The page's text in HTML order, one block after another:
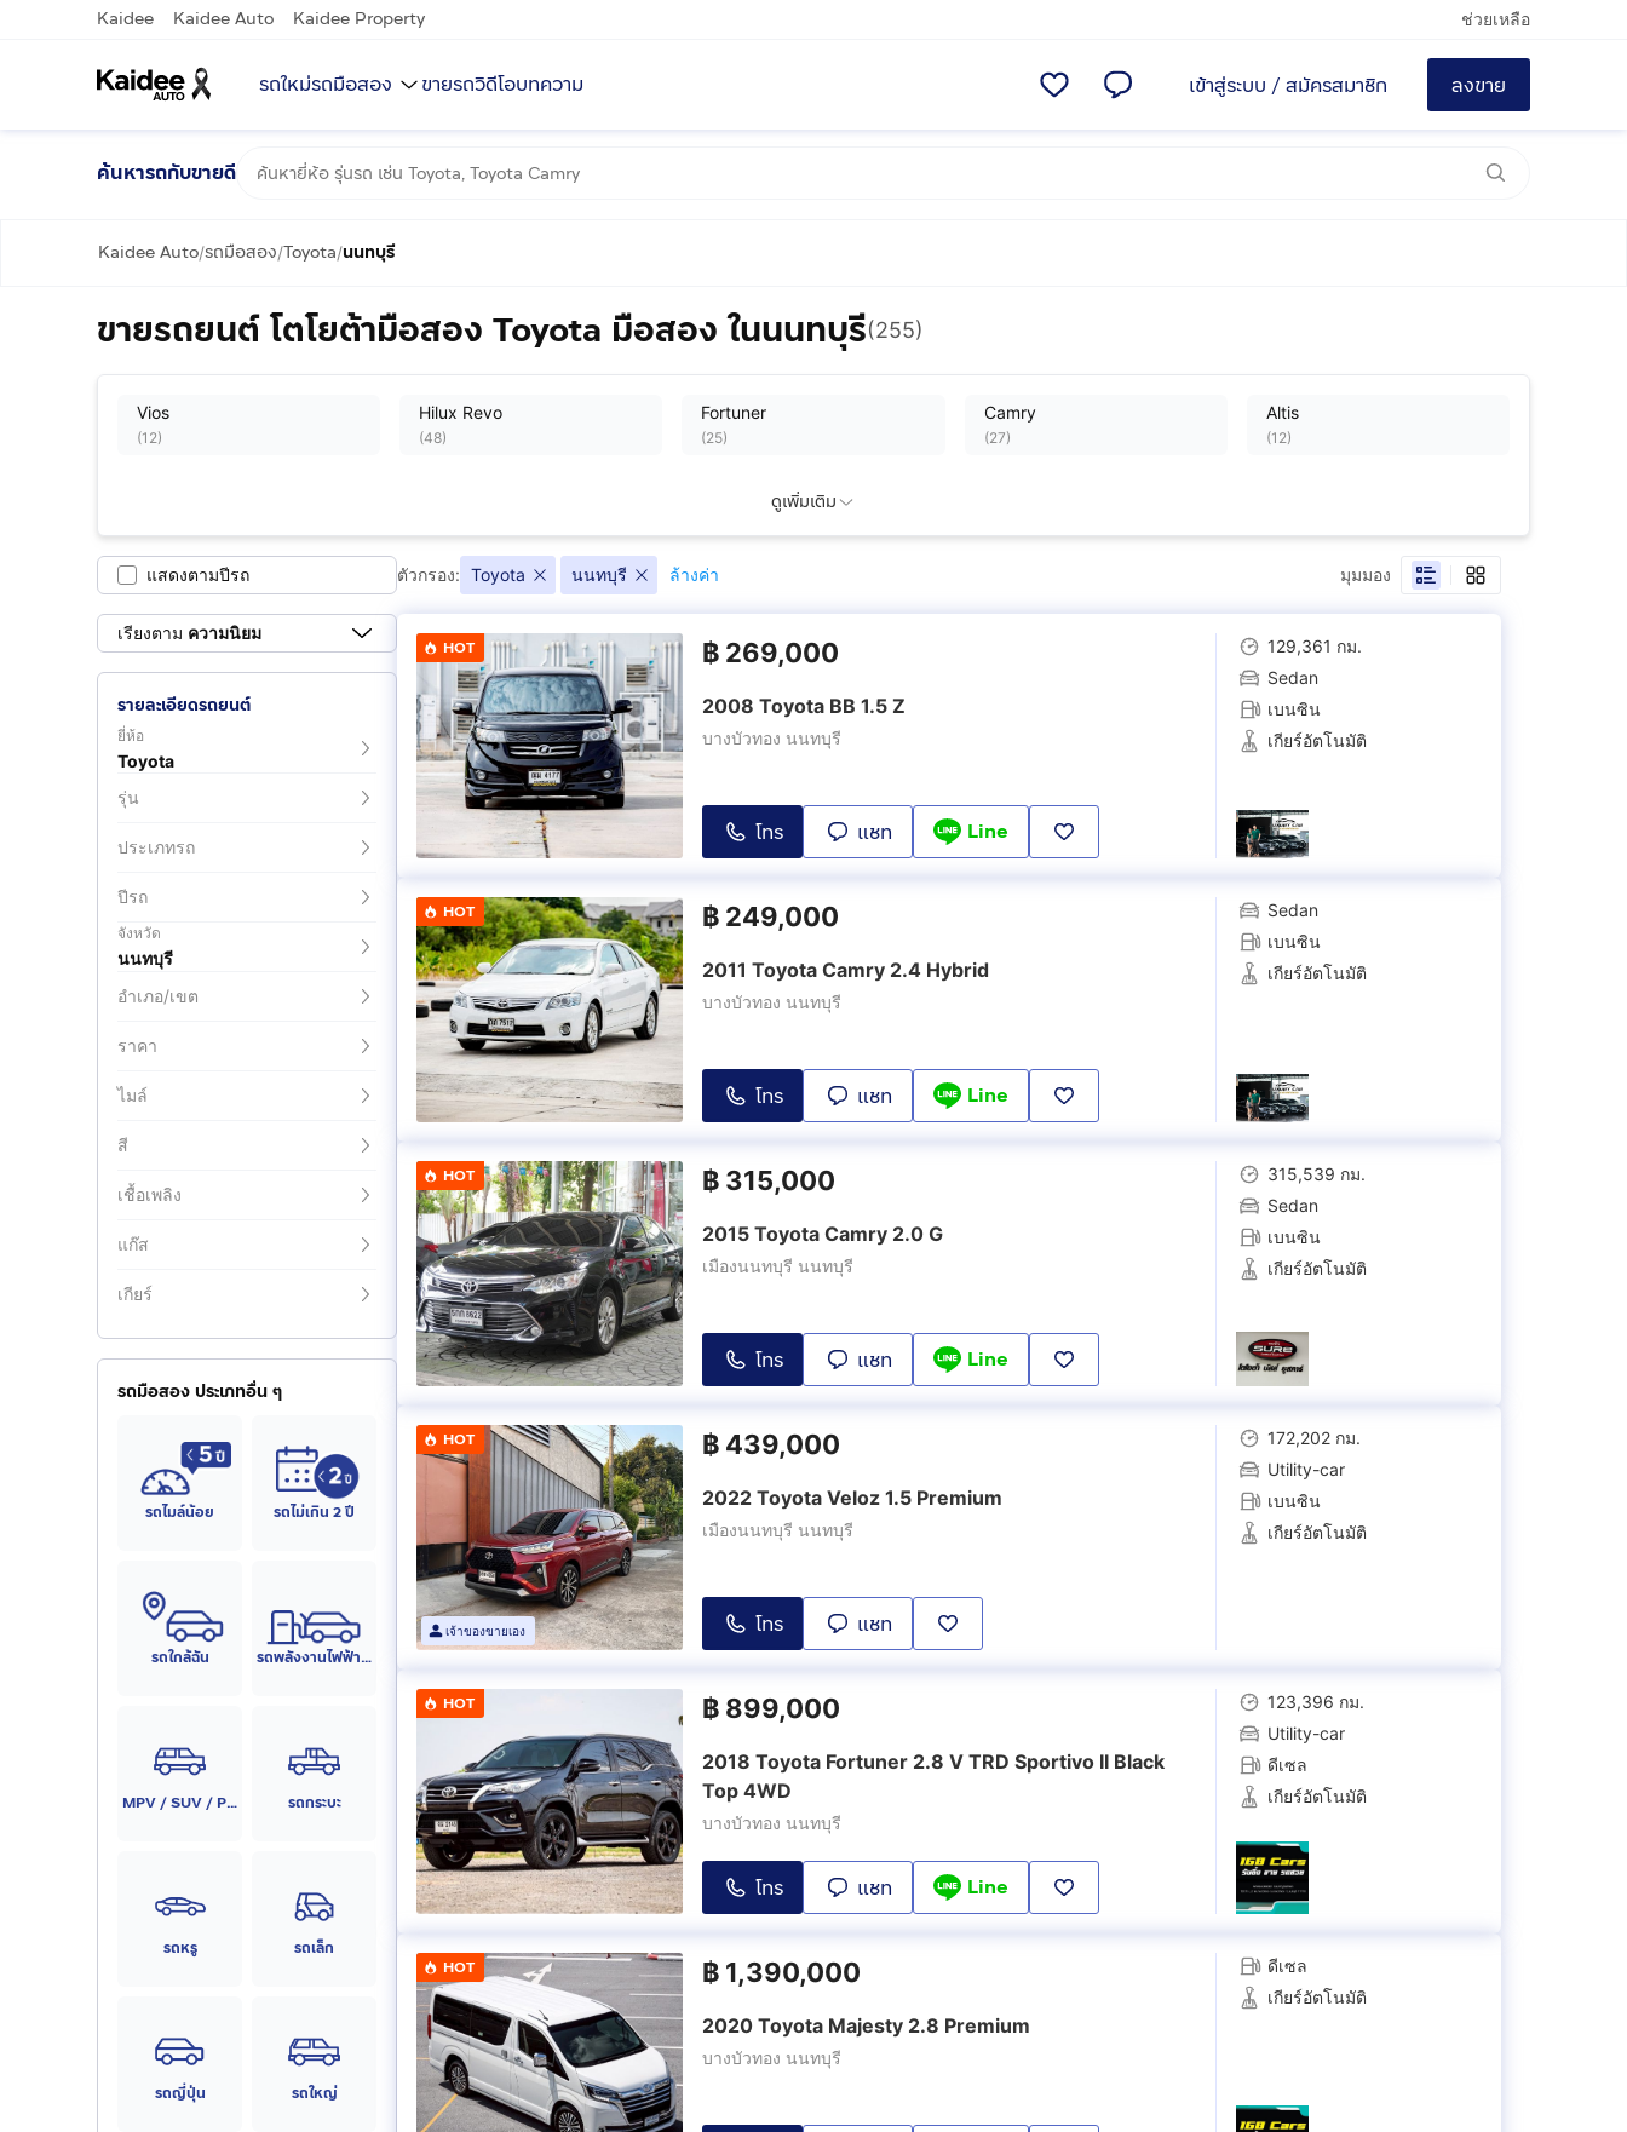
Kaidee Kaidee Auto Kaidee Property ช่วยเหลือ
รถใหม่รถมือสอง ขายรถวิดีโอบทความ เข้าสู่ระบบ / สมัครสมาชิก ลงขาย
ค้นหารถกับขายดี
Kaidee Auto/รถมือสอง/Toyota/นนทบุรี
ขายรถยนต์ โตโยต้ามือสอง Toyota มือสอง ในนนทบุรี(255)
Vios
(12)
Hilux Revo
(48)
Fortuner
(25)
Camry
(27)
Altis
(12)
Corolla
(6)
Corolla Cross Corona
Hilux Vigo
(4)
Hilux Vigo Champ Hilux Vigo D4D Land Cruiser Prado
(2)
Majesty
(3)
Prius
(6)
Sienta Vellfire
Ventury Wish Yaris
(11)
Yaris ATIV
(17)
Yaris Cross
1)
ดูเพิ่มเติม
แสดงตามปีรถ
เรียงตาม ความนิยม
รายละเอียดรถยนต์
ยี่ห้อ
Toyota
รุ่น
ประเภทรถ
ปีรถ
จังหวัด
นนทบุรี
อำเภอ/เขต
ราคา
ไมล์
สี
เชื้อเพลิง
แก๊ส
เกียร์
รถมือสอง ประเภทอื่น ๆ
รถไมล์น้อย รถไม่เกิน 2 ปี
รถใกล้ฉัน รถพลังงานไฟฟ้า (EV)
MPV / SUV / PPV รถกระบะ
รถหรู รถเล็ก
รถญี่ปุ่น รถใหญ่
ตัวกรอง: Toyota นนทบุรี ล้างค่า มุมมอง
HOT ฿ 269,000
2008 Toyota BB 1.5 Z
บางบัวทอง นนทบุรี
โทร แชท Line
129,361 กม.
Sedan
เบนซิน
เกียร์อัตโนมัติ
HOT ฿ 249,000
2011 Toyota Camry 2.4 Hybrid
บางบัวทอง นนทบุรี
โทร แชท Line
Sedan
เบนซิน
เกียร์อัตโนมัติ
HOT ฿ 315,000
2015 Toyota Camry 2.0 G
เมืองนนทบุรี นนทบุรี
โทร แชท Line
315,539 กม.
Sedan
เบนซิน
เกียร์อัตโนมัติ
HOT
เจ้าของขายเอง
฿ 439,000
2022 Toyota Veloz 1.5 Premium
เมืองนนทบุรี นนทบุรี
โทร แชท
172,202 กม.
Utility-car
เบนซิน
เกียร์อัตโนมัติ
HOT ฿ 899,000
2018 Toyota Fortuner 2.8 V TRD Sportivo II Black
Top 4WD
บางบัวทอง นนทบุรี
โทร แชท Line
123,396 กม.
Utility-car
ดีเซล
เกียร์อัตโนมัติ
HOT ฿ 1,390,000
2020 Toyota Majesty 2.8 Premium
บางบัวทอง นนทบุรี
ดีเซล
เกียร์อัตโนมัติ